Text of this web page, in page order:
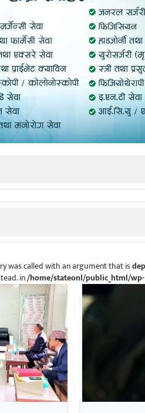
was called with an argument that is
in/home/stateonl/public_html/